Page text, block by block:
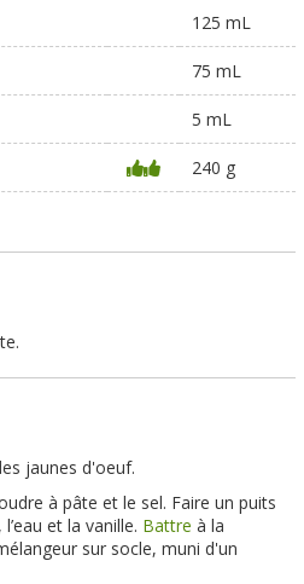
125 mL
75 mL
5 mL
240 g
jaunes d'oeuf.
à pâte et le sel. Faire un puits
et la vanille. Battre à la
sur socle, muni d'un